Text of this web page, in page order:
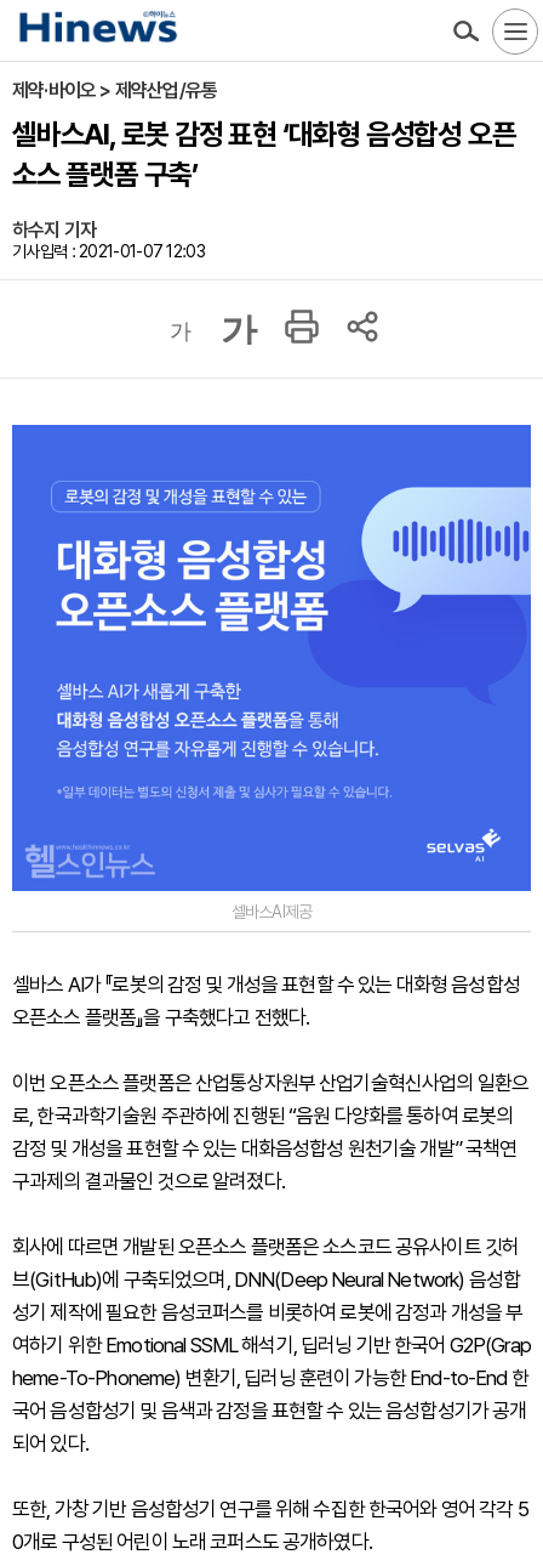
제약·바이오 > 제약산업/유통
셀바스AI, 로봇 감정 표현 ‘대화형 음성합성 오픈
소스 플랫폼 구축’
하수지 기자
기사입력 : 2021-01-07 12:03
가 가
셀바스AI제공
셀바스 AI가 『로봇의 감정 및 개성을 표현할 수 있는 대화형 음성합성
오픈소스 플랫폼』을 구축했다고 전했다.
이번 오픈소스 플랫폼은 산업통상자원부 산업기술혁신사업의 일환으
로, 한국과학기술원 주관하에 진행된 “음원 다양화를 통하여 로봇의
감정 및 개성을 표현할 수 있는 대화음성합성 원천기술 개발” 국책연
구과제의 결과물인 것으로 알려졌다.
회사에 따르면 개발된 오픈소스 플랫폼은 소스코드 공유사이트 깃허
브(GitHub)에 구축되었으며, DNN(Deep Neural Network) 음성합
성기 제작에 필요한 음성코퍼스를 비롯하여 로봇에 감정과 개성을 부
여하기 위한 Emotional SSML 해석기, 딥러닝 기반 한국어 G2P(Grap
heme-To-Phoneme) 변환기, 딥러닝 훈련이 가능한 End-to-End 한
국어 음성합성기 및 음색과 감정을 표현할 수 있는 음성합성기가 공개
되어 있다.
또한, 가창 기반 음성합성기 연구를 위해 수집한 한국어와 영어 각각 5
0개로 구성된 어린이 노래 코퍼스도 공개하였다.